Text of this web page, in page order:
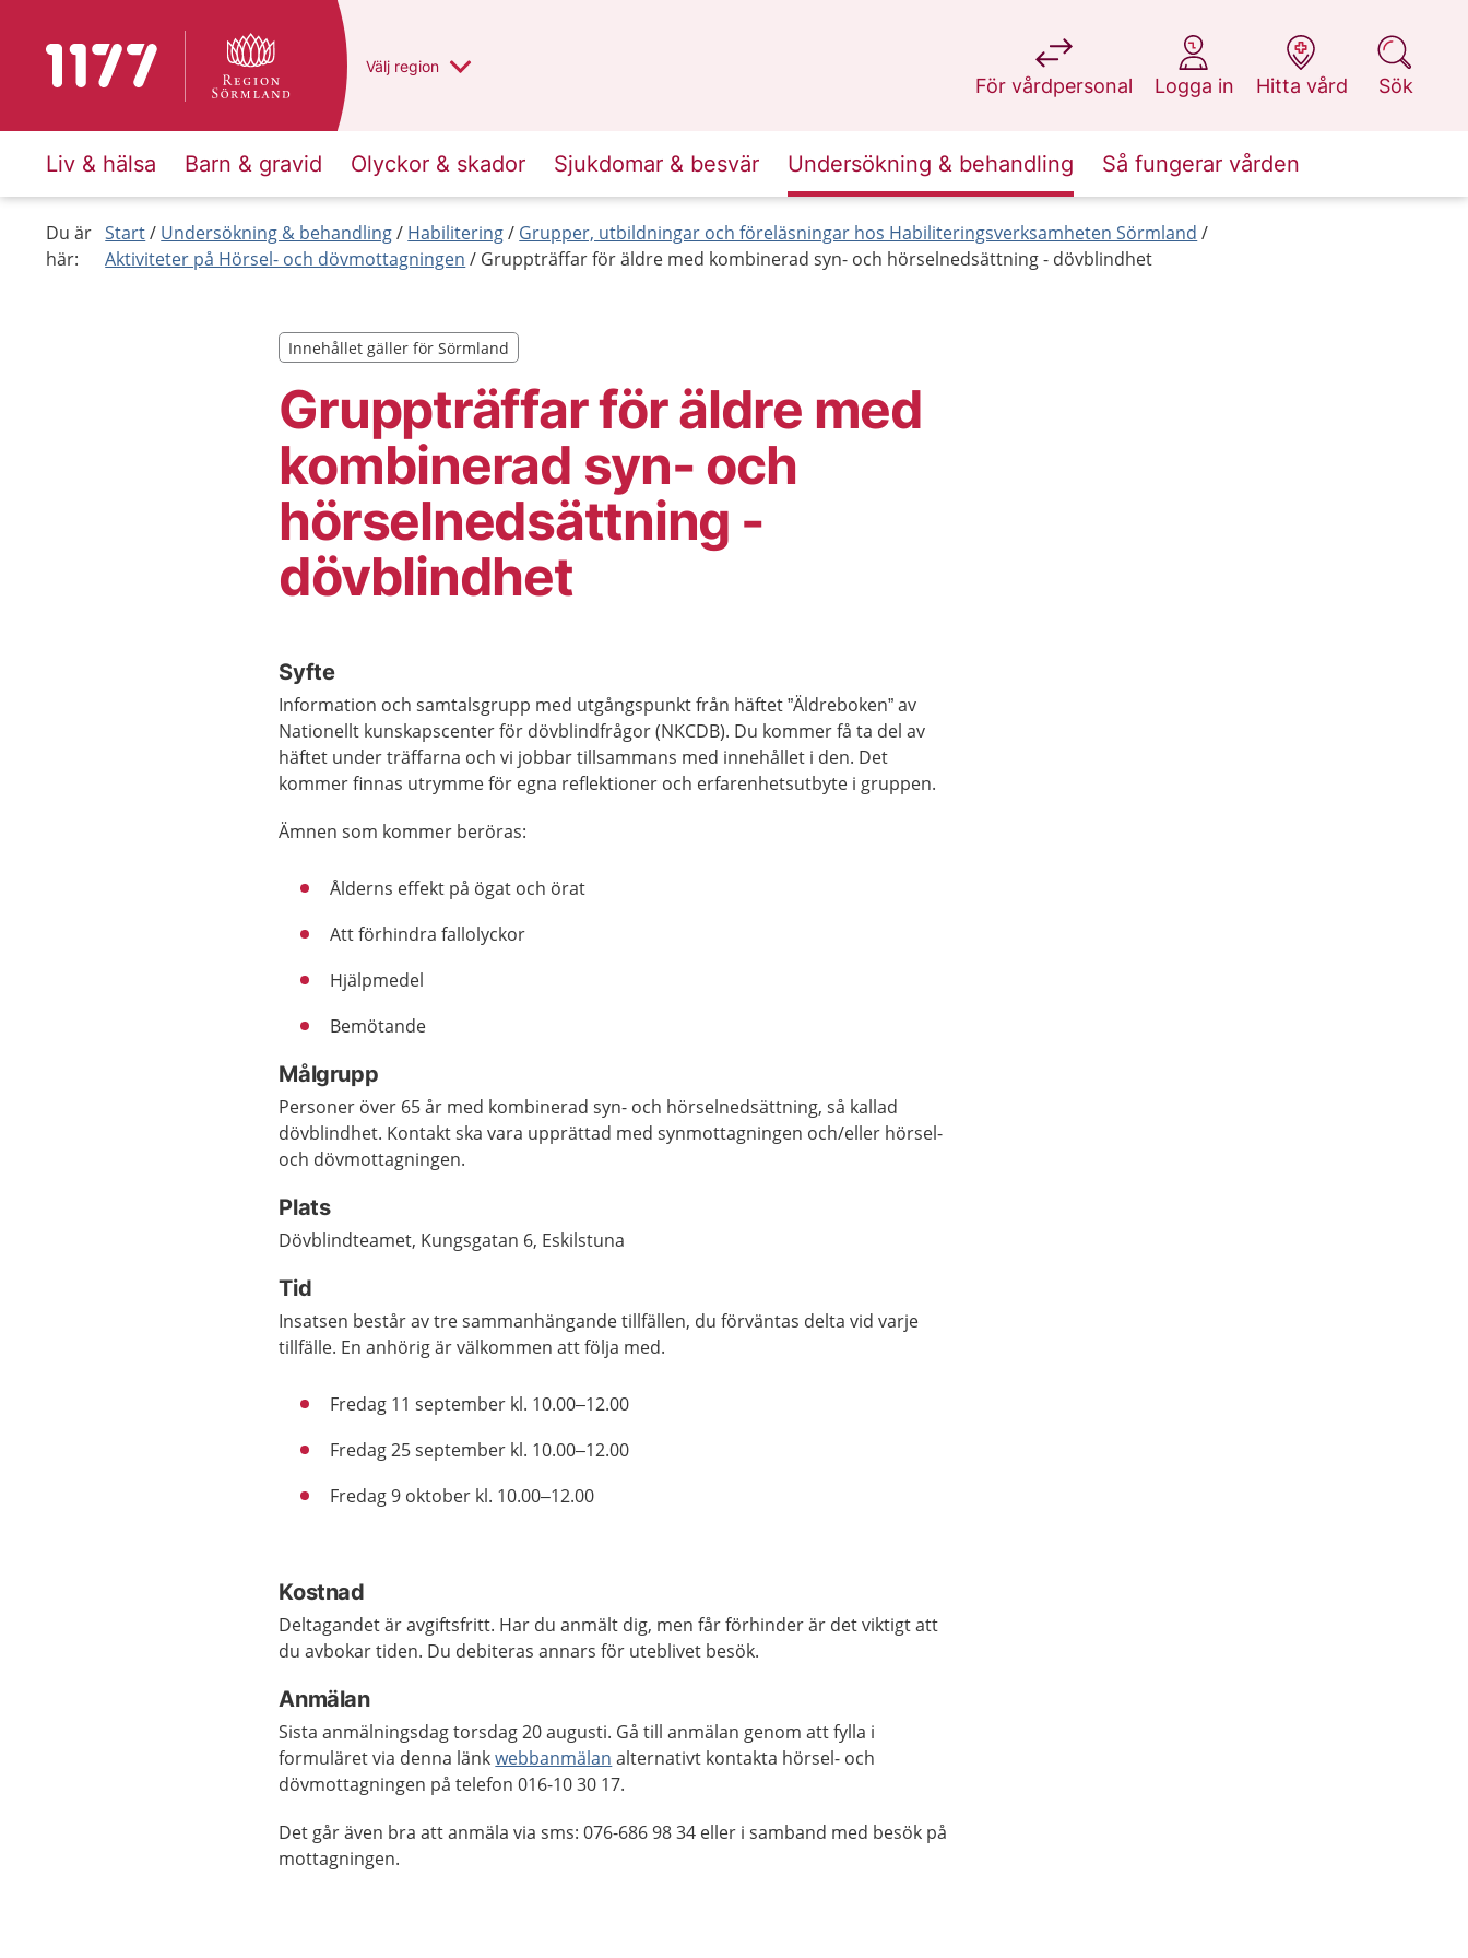
Till startsidan för 1177 Du har valt region
Välj en annan
region
För vårdpersonal
på 1177.se
Logga in
på 1177.se
Hitta vård
på 1177.se
Sök
på 1177.se
Liv & hälsa Barn & gravid Olyckor & skador Sjukdomar & besvär Undersökning & behandling Så fungerar vården
Du är
här:
Start Undersökning & behandling Habilitering
Grupper, utbildningar och föreläsningar hos Habiliteringsverksamheten Sörmland
Aktiviteter på Hörsel- och dövmottagningen
Gruppträffar för äldre med kombinerad syn- och hörselnedsättning - dövblindhet
Gruppträffar för äldre med
kombinerad syn- och
hörselnedsättning -
dövblindhet
Innehållet gäller för Sörmland
Innehållet gäller för Sörmland
Syfte
Information och samtalsgrupp med utgångspunkt från häftet ”Äldreboken” av
Nationellt kunskapscenter för dövblindfrågor (NKCDB). Du kommer få ta del av
häftet under träffarna och vi jobbar tillsammans med innehållet i den. Det
kommer finnas utrymme för egna reflektioner och erfarenhetsutbyte i gruppen.
Ämnen som kommer beröras:
Ålderns effekt på ögat och örat
Att förhindra fallolyckor
Hjälpmedel
Bemötande
Målgrupp
Personer över 65 år med kombinerad syn- och hörselnedsättning, så kallad
dövblindhet. Kontakt ska vara upprättad med synmottagningen och/eller hörsel-
och dövmottagningen.
Plats
Dövblindteamet, Kungsgatan 6, Eskilstuna
Tid
Insatsen består av tre sammanhängande tillfällen, du förväntas delta vid varje
tillfälle. En anhörig är välkommen att följa med.
Fredag 11 september kl. 10.00–12.00
Fredag 25 september kl. 10.00–12.00
Fredag 9 oktober kl. 10.00–12.00
Kostnad
Deltagandet är avgiftsfritt. Har du anmält dig, men får förhinder är det viktigt att
du avbokar tiden. Du debiteras annars för uteblivet besök.
Anmälan
Sista anmälningsdag torsdag 20 augusti. Gå till anmälan genom att fylla i
formuläret via denna länkwebbanmälan alternativt kontakta hörsel- och
dövmottagningen på telefon 016-10 30 17.
Det går även bra att anmäla via sms: 076-686 98 34 eller i samband med besök på
mottagningen.